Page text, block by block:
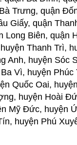
Trưng, quận
Giấy, quận
Long Biên, quận
Thanh Trì,
Anh, huyện Sóc
Vì, huyện Phúc
Quốc Oai,
huyện Hoài
Mỹ Đức, huyện
huyện Phú